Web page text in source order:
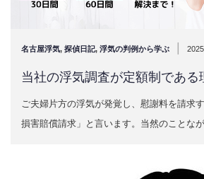
名古屋浮気, 探偵日記, 浮気の判例から学ぶ
当社の浮気調査が定額制である
ご夫婦片方の浮気が発覚し、慰謝料を請求
損害賠償請求」と言います。当然のことな